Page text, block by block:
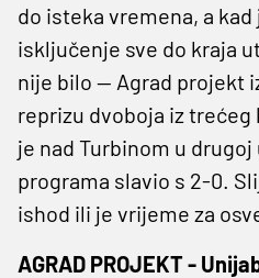
do isteka vremena, a kad
isključenje sve do kraja
nije bilo — Agrad projekt
reprizu dvoboja iz trećeg
je nad Turbinom u
programa slavio s 2-0.
ishod ili je vrijeme za
AGRAD PROJEKT -